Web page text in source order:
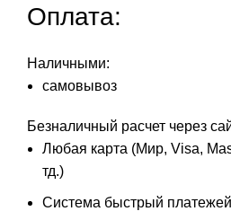
Оплата:
Наличными:
самовывоз
Безналичный расчет через
Любая карта (Мир, Visa,
тд.)
Система быстрый платежей